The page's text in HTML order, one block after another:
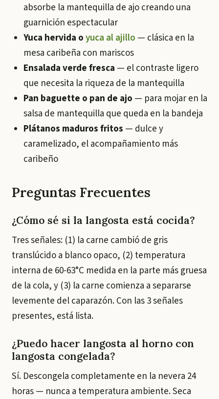
absorbe la mantequilla de ajo creando una
guarnición espectacular
Yuca hervida oyuca al ajillo — clásica en la
mesa caribeña con mariscos
Ensalada verde fresca — el contraste ligero
que necesita la riqueza de la mantequilla
Pan baguette o pan de ajo — para mojar en la
salsa de mantequilla que queda en la bandeja
Plátanos maduros fritos — dulce y
caramelizado, el acompañamiento más
caribeño
Preguntas Frecuentes
¿Cómo sé si la langosta está cocida?
Tres señales: (1) la carne cambió de gris
translúcido a blanco opaco, (2) temperatura
interna de 60-63°C medida en la parte más gruesa
de la cola, y (3) la carne comienza a separarse
levemente del caparazón. Con las 3 señales
presentes, está lista.
¿Puedo hacer langosta al horno con
langosta congelada?
Sí. Descongela completamente en la nevera 24
horas — nunca a temperatura ambiente. Seca